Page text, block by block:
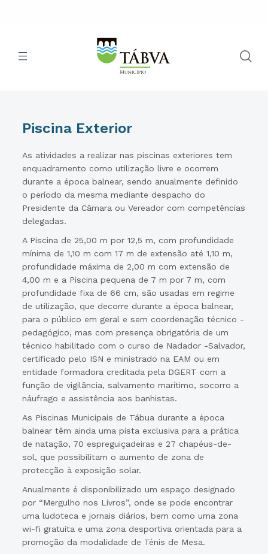
Piscina Exterior
As atividades a realizar nas piscinas exteriores tem
enquadramento como utilização livre e ocorrem
durante a época balnear, sendo anualmente definido
o período da mesma mediante despacho do
Presidente da Câmara ou Vereador com competências
delegadas.
A Piscina de 25,00 m por 12,5 m, com profundidade
mínima de 1,10 m com 17 m de extensão até 1,10 m,
profundidade máxima de 2,00 m com extensão de
4,00 m e a Piscina pequena de 7 m por 7 m, com
profundidade fixa de 66 cm, são usadas em regime
de utilização, que decorre durante a época balnear,
para o público em geral e sem coordenação técnico -
pedagógico, mas com presença obrigatória de um
técnico habilitado com o curso de Nadador -Salvador,
certificado pelo ISN e ministrado na EAM ou em
entidade formadora creditada pela DGERT com a
função de vigilância, salvamento marítimo, socorro a
náufrago e assistência aos banhistas.
As Piscinas Municipais de Tábua durante a época
balnear têm ainda uma pista exclusiva para a prática
de natação, 70 espreguiçadeiras e 27 chapéus-de-
sol, que possibilitam o aumento de zona de
protecção à exposição solar.
Anualmente é disponibilizado um espaço designado
por “Mergulho nos Livros”, onde se pode encontrar
uma ludoteca e jornais diários, bem como uma zona
wi-fi gratuita e uma zona desportiva orientada para a
promoção da modalidade de Ténis de Mesa.